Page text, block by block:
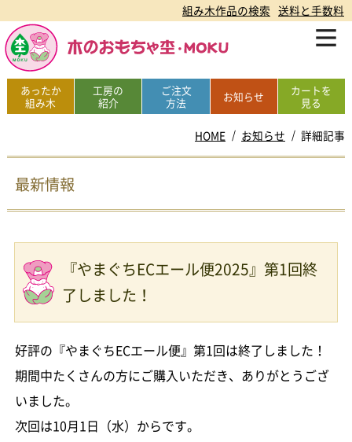
組み木作品の検索 送料と手数料
あったか
組み木
工房の
紹介
ご注文
方法
お知らせ
カートを
見る
HOME お知らせ 詳細記事
最新情報
『やまぐちECエール便2025』第1回終
了しました！
好評の『やまぐちECエール便』第1回は終了しました！
期間中たくさんの方にご購入いただき、ありがとうござ
いました。
次回は10月1日（水）からです。